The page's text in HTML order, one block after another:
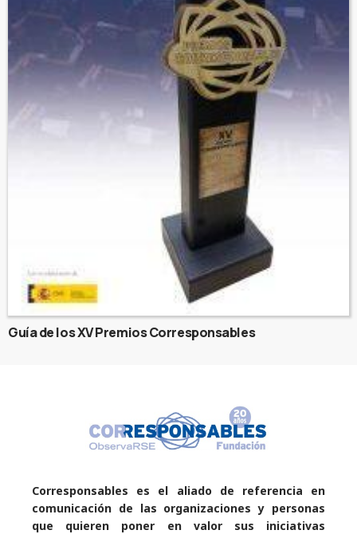
Guía de los XV Premios Corresponsables
Corresponsables es el aliado de referencia en
comunicación de las organizaciones y personas
que quieren poner en valor sus iniciativas